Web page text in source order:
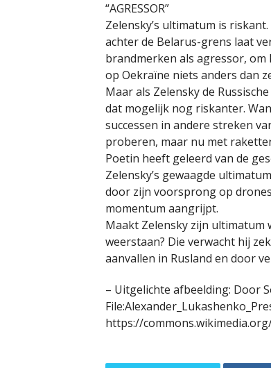
“AGRESSOR”
Zelensky’s ultimatum is
achter de Belarus-grens laat
brandmerken als agressor,
op Oekraïne niets anders dan
Maar als Zelensky de
dat mogelijk nog riskanter.
successen in andere streken
proberen, maar nu met
Poetin heeft geleerd van de
Zelensky’s gewaagde
door zijn voorsprong op
momentum aangrijpt.
Maakt Zelensky zijn ultimatum
weerstaan? Die verwacht hij
aanvallen in Rusland en door
– Uitgelichte afbeelding: Door
https://